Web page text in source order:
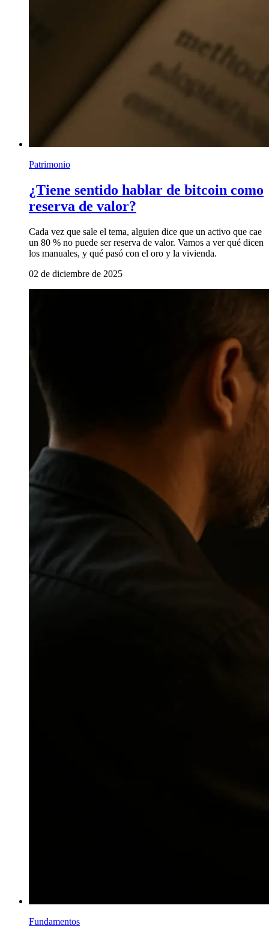
Patrimonio
¿Tiene sentido hablar de bitcoin como
reserva de valor?
Cada vez que sale el tema, alguien dice que un activo que cae
un 80 % no puede ser reserva de valor. Vamos a ver qué dicen
los manuales, y qué pasó con el oro y la vivienda.
02 de diciembre de 2025
Fundamentos